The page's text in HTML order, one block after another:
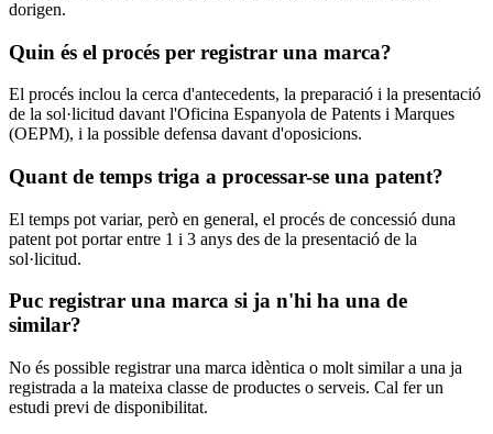
dorigen.
Quin és el procés per registrar una marca?
El procés inclou la cerca d'antecedents, la preparació i la presentació
de la sol·licitud davant l'Oficina Espanyola de Patents i Marques
(OEPM), i la possible defensa davant d'oposicions.
Quant de temps triga a processar-se una patent?
El temps pot variar, però en general, el procés de concessió duna
patent pot portar entre 1 i 3 anys des de la presentació de la
sol·licitud.
Puc registrar una marca si ja n'hi ha una de
similar?
No és possible registrar una marca idèntica o molt similar a una ja
registrada a la mateixa classe de productes o serveis. Cal fer un
estudi previ de disponibilitat.